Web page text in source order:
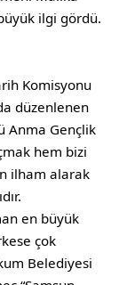
ilgi gördü.
Komisyonu
düzenlenen
Anma Gençlik
hem bizi
ilham alarak
en büyük
çok
Belediyesi